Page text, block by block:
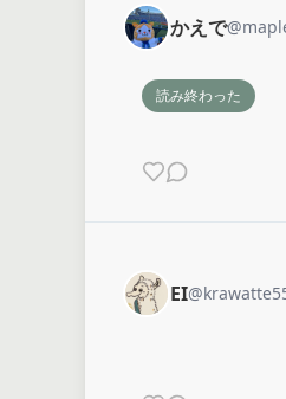
かえで@
読み終わった
EI@